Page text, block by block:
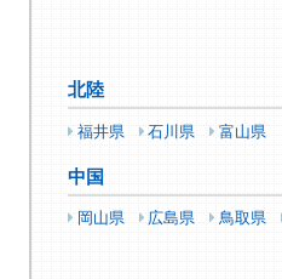
北陸
福井県 石川県 富山県
中国
岡山県 広島県 鳥取県